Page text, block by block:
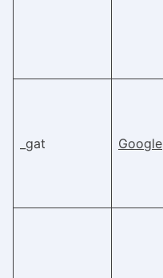
_gat Google